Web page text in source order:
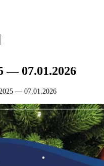
— 07.01.2026
— 07.01.2026